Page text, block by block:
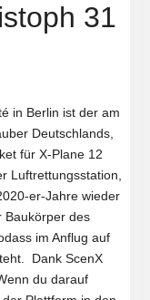
31
in Berlin ist der am
Deutschlands,
für X-Plane 12
Luftrettungsstation,
er-Jahre wieder
Baukörper des
im Anflug auf
Dank ScenX
du darauf